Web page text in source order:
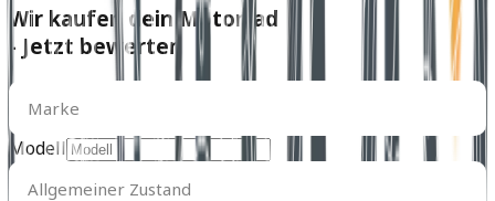
Wir kaufen dein Motorrad
- Jetzt bewerten
Marke
Marke
Modell
Allgemeiner
Zustand
Allgemeiner Zustand